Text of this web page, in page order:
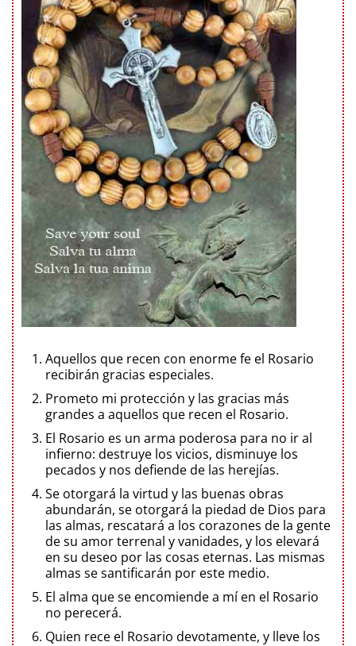
Aquellos que recen con enorme fe el Rosario
recibirán gracias especiales.
Prometo mi protección y las gracias más
grandes a aquellos que recen el Rosario.
El Rosario es un arma poderosa para no ir al
infierno: destruye los vicios, disminuye los
pecados y nos defiende de las herejías.
Se otorgará la virtud y las buenas obras
abundarán, se otorgará la piedad de Dios para
las almas, rescatará a los corazones de la gente
de su amor terrenal y vanidades, y los elevará
en su deseo por las cosas eternas. Las mismas
almas se santificarán por este medio.
El alma que se encomiende a mí en el Rosario
no perecerá.
Quien rece el Rosario devotamente, y lleve los